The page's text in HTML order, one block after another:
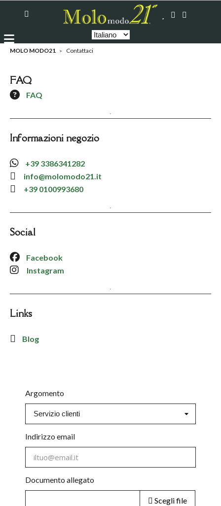
MOLO MODO21 Contattaci
FAQ
FAQ
Informazioni negozio
+39 3386341282
info@molomodo21.it
+39 0100993680
Social
Facebook
Instagram
Links
Blog
Argomento
Indirizzo email
Documento allegato
Scegli file